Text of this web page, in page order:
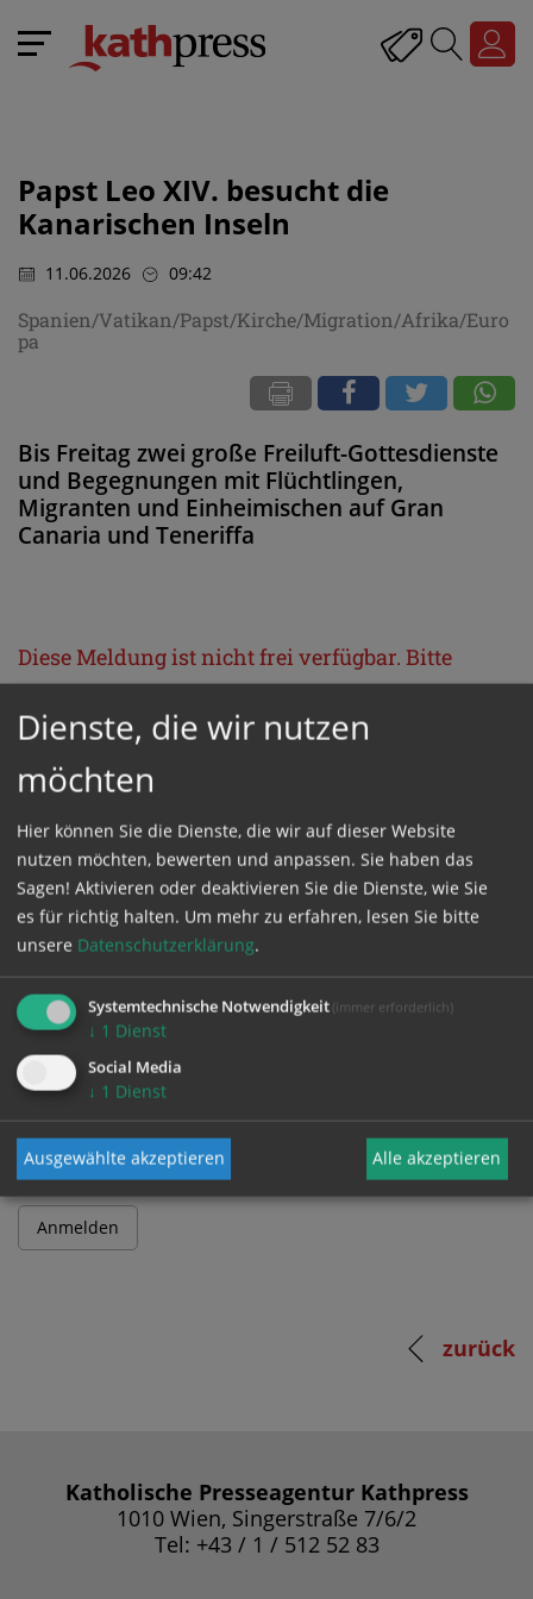
Papst Leo XIV. besucht die
Kanarischen Inseln
11.06.2026 09:42
Spanien/Vatikan/Papst/Kirche/Migration/Afrika/Euro
pa
Bis Freitag zwei große Freiluft-Gottesdienste
und Begegnungen mit Flüchtlingen,
Migranten und Einheimischen auf Gran
Canaria und Teneriffa
Diese Meldung ist nicht frei verfügbar. Bitte
loggen Sie sich ein, oder bestellen Sie das
ProduktKathpress_online.
Bitte melden Sie sich mit Ihrem Benutzernamen
und Passwort an.
Benutzername
Passwort
zurück
Katholische Presseagentur Kathpress
1010 Wien, Singerstraße 7/6/2
Tel: +43 / 1 / 512 52 83
Dienste, die wir nutzen
möchten
Hier können Sie die Dienste, die wir auf dieser Website
nutzen möchten, bewerten und anpassen. Sie haben das
Sagen! Aktivieren oder deaktivieren Sie die Dienste, wie Sie
es für richtig halten. Um mehr zu erfahren, lesen Sie bitte
unsere Datenschutzerklärung.
Systemtechnische Notwendigkeit (immer erforderlich)
↓ 1 Dienst
Social Media
↓ 1 Dienst
Ausgewählte akzeptieren Alle akzeptieren